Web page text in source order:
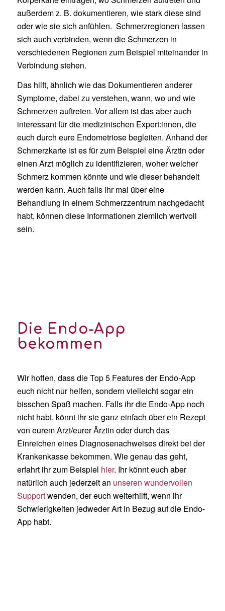
außerdem z. B. dokumentieren, wie stark diese sind
oder wie sie sich anfühlen. Schmerzregionen lassen
sich auch verbinden, wenn die Schmerzen in
verschiedenen Regionen zum Beispiel miteinander in
Verbindung stehen.
Das hilft, ähnlich wie das Dokumentieren anderer
Symptome, dabei zu verstehen, wann, wo und wie
Schmerzen auftreten. Vor allem ist das aber auch
interessant für die medizinischen Expert:innen, die
euch durch eure Endometriose begleiten. Anhand der
Schmerzkarte ist es für zum Beispiel eine Ärztin oder
einen Arzt möglich zu identifizieren, woher welcher
Schmerz kommen könnte und wie dieser behandelt
werden kann. Auch falls ihr mal über eine
Behandlung in einem Schmerzzentrum nachgedacht
habt, können diese Informationen ziemlich wertvoll
sein.
Die Endo-App
bekommen
Wir hoffen, dass die Top 5 Features der Endo-App
euch nicht nur helfen, sondern vielleicht sogar ein
bisschen Spaß machen. Falls ihr die Endo-App noch
nicht habt, könnt ihr sie ganz einfach über ein Rezept
von eurem Arzt/eurer Ärztin oder durch das
Einreichen eines Diagnosenachweises direkt bei der
Krankenkasse bekommen. Wie genau das geht,
erfahrt ihr zum Beispiel hier. Ihr könnt euch aber
natürlich auch jederzeit an unseren wundervollen
Supportwenden, der euch weiterhilft, wenn ihr
Schwierigkeiten jedweder Art in Bezug auf die Endo-
App habt.